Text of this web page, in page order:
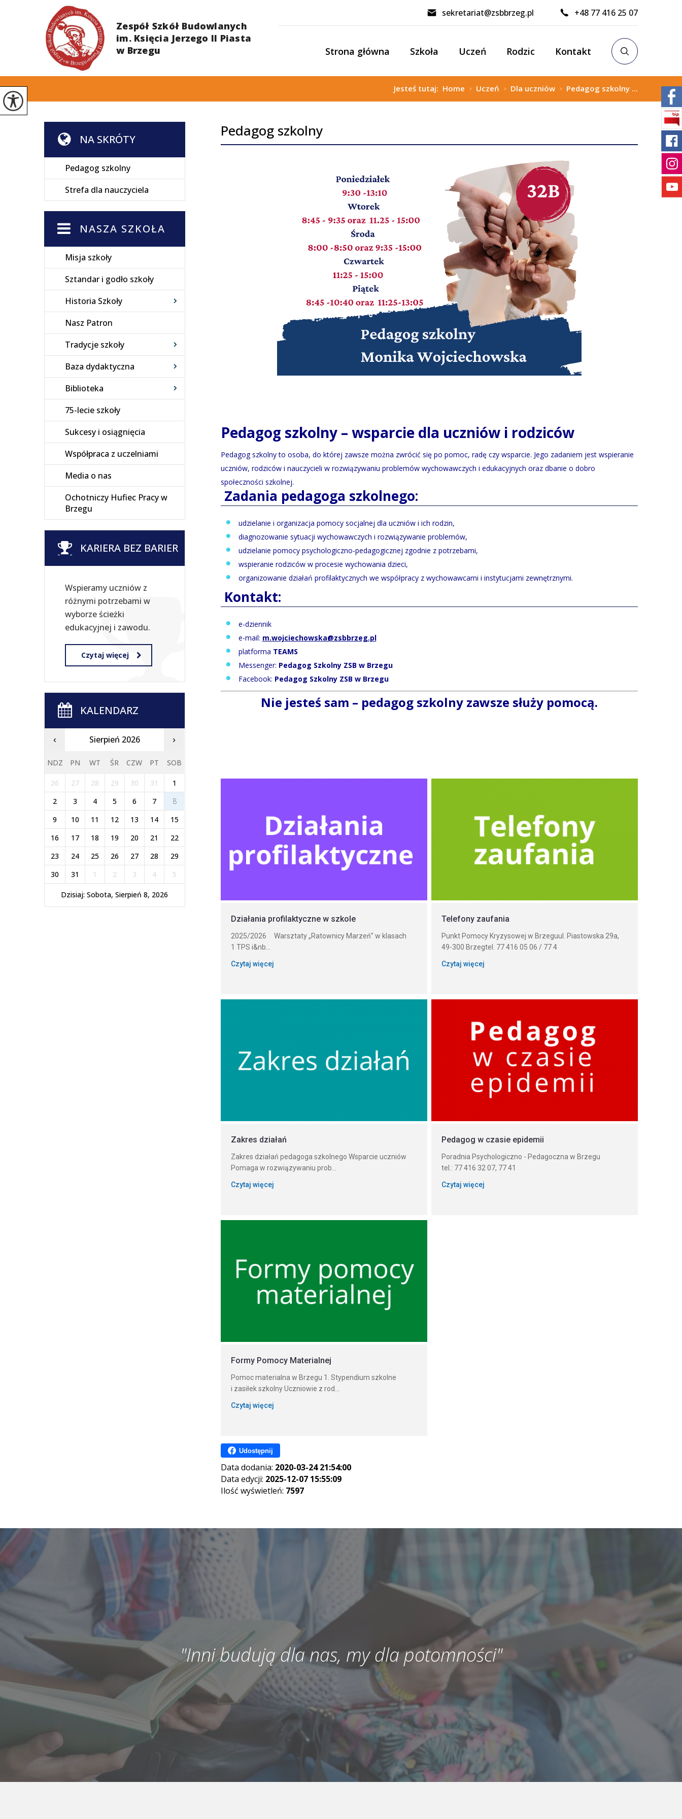
sekretariat@zsbbrzeg.pl +48 77 416 25 07
Strona główna Szkoła Uczeń Rodzic Kontakt
Jesteś tutaj: Home > Uczeń > Dla uczniów > Pedagog szkolny ...
Pedagog szkolny
Pedagog szkolny – wsparcie dla uczniów i rodziców
Pedagog szkolny to osoba, do której zawsze można zwrócić się po pomoc, radę czy wsparcie. Jego zadaniem jest wspieranie
uczniów, rodziców i nauczycieli w rozwiązywaniu problemów wychowawczych i edukacyjnych oraz dbanie o dobro
społeczności szkolnej.
Zadania pedagoga szkolnego:
udzielanie i organizacja pomocy socjalnej dla uczniów i ich rodzin,
diagnozowanie sytuacji wychowawczych i rozwiązywanie problemów,
udzielanie pomocy psychologiczno-pedagogicznej zgodnie z potrzebami,
wspieranie rodziców w procesie wychowania dzieci,
organizowanie działań profilaktycznych we współpracy z wychowawcami i instytucjami zewnętrznymi.
Kontakt:
e-dziennik
e-mail: m.wojciechowska@zsbbrzeg.pl
platforma TEAMS
Messenger: Pedagog Szkolny ZSB w Brzegu
Facebook: Pedagog Szkolny ZSB w Brzegu
Nie jesteś sam – pedagog szkolny zawsze służy pomocą.
Działania profilaktyczne w szkole
2025/2026 Warsztaty „Ratownicy Marzeń” w klasach
1 TPS i&nb...
Czytaj więcej
Telefony zaufania
Punkt Pomocy Kryzysowej w Brzeguul. Piastowska 29a,
49-300 Brzegtel. 77 416 05 06 / 77 4
Czytaj więcej
Zakres działań
Zakres działań pedagoga szkolnego Wsparcie uczniów
Pomaga w rozwiązywaniu prob...
Czytaj więcej
Pedagog w czasie epidemii
Poradnia Psychologiczno - Pedagoczna w Brzegu
tel.: 77 416 32 07, 77 41
Czytaj więcej
Formy Pomocy Materialnej
Pomoc materialna w Brzegu 1. Stypendium szkolne
i zasiłek szkolny Uczniowie z rod...
Czytaj więcej
Udostępnij
Data dodania: 2020-03-24 21:54:00
Data edycji: 2025-12-07 15:55:09
Ilość wyświetleń: 7597
NA SKRÓTY
Pedagog szkolny
Strefa dla nauczyciela
NASZA SZKOŁA
Misja szkoły
Sztandar i godło szkoły
Historia Szkoły
Nasz Patron
Tradycje szkoły
Baza dydaktyczna
Biblioteka
75-lecie szkoły
Sukcesy i osiągnięcia
Współpraca z uczelniami
Media o nas
Ochotniczy Hufiec Pracy w
Brzegu
KARIERA BEZ BARIER
Wspieramy uczniów z
różnymi potrzebami w
wyborze ścieżki
edukacyjnej i zawodu.
Czytaj więcej
KALENDARZ
‹ Sierpień 2026 ›
NDZ PN WT ŚR CZW PT SOB
26 27 28 29 30 31
1
2
3 4 5 6 7
8
9
10 11 12 13 14
15
16
17 18 19 20 21
22
23
24 25 26 27 28
29
30
31 1 2 3 4 5
Dzisiaj: Sobota, Sierpień 8, 2026
"Inni budują dla nas, my dla potomności"